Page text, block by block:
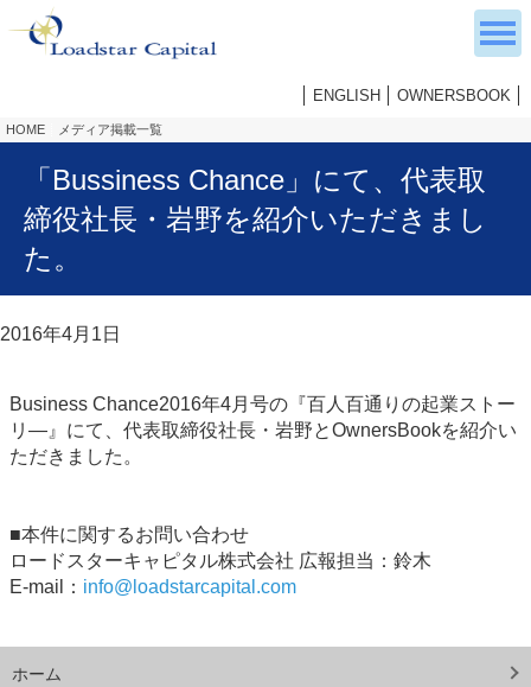
ENGLISH OWNERSBOOK
HOME メディア掲載一覧
ホーム
「Bussiness Chance」にて、代表取
締役社長・岩野を紹介いただきまし
た。
2016年4月1日
Business Chance2016年4月号の『百人百通りの起業ストー
リ―』にて、代表取締役社長・岩野とOwnersBookを紹介い
ただきました。
■本件に関するお問い合わせ
ロードスターキャピタル株式会社 広報担当：鈴木
E-mail： info@loadstarcapital.com